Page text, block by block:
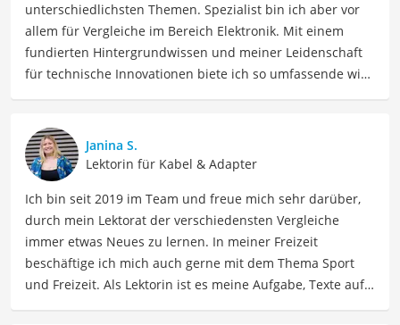
unterschiedlichsten Themen. Spezialist bin ich aber vor
allem für Vergleiche im Bereich Elektronik. Mit einem
fundierten Hintergrundwissen und meiner Leidenschaft
für technische Innovationen biete ich so umfassende wie
detaillierte Produktvergleiche, Kaufberatungen und
technische Analysen, um Verbrauchern dabei zu helfen,
sowohl informierte Entscheidungen zu treffen als auch
die besten elektronischen Lösungen für ihre Bedürfnisse
zu finden.
Der Mini-HDMI-Kabel-Vergleich ist aus unserer Sicht
besonders empfehlenswert fürFilm-Fansund
Technikbegeisterte.
Janina S.
Lektorin für Kabel & Adapter
Ich bin seit 2019 im Team und freue mich sehr darüber,
durch mein Lektorat der verschiedensten Vergleiche
immer etwas Neues zu lernen. In meiner Freizeit
beschäftige ich mich auch gerne mit dem Thema Sport
und Freizeit. Als Lektorin ist es meine Aufgabe, Texte auf